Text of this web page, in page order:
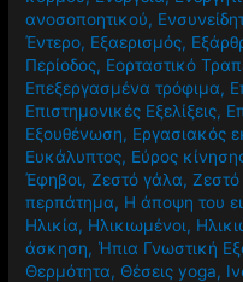
ανοσοποητικού,
Έντερο, Εξαερισμός,
Περίοδος, Εορταστικό
Επεξεργασμένα τρόφιμα,
Επιστημονικές Εξελίξεις,
Εξουθένωση, Εργασιακός
Ευκάλυπτος, Εύρος
Έφηβοι,Ζεστό γάλα,
περπάτημα, Η άποψη του
Ηλικία, Ηλικιωμένοι,
άσκηση, Ήπια Γνωστική
Θερμότητα, Θέσεις yoga,